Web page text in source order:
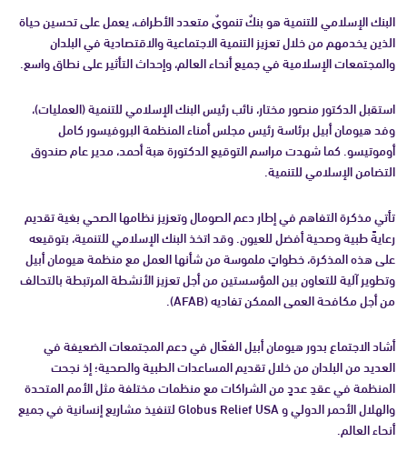
البنك الإسلامي للتنمية هو بنكٌ تنمويٌ متعدد الأطراف، يعمل على تحسين حياة
الذين يخدمهم من خلال تعزيز التنمية الاجتماعية والاقتصادية في البلدان
والمجتمعات الإسلامية في جميع أنحاء العالم، وإحداث التأثير على نطاق واسع.
استقبل الدكتور منصور مختار، نائب رئيس البنك الإسلامي للتنمية (العمليات)،
وفد هيومان أبيل برئاسة رئيس مجلس أمناء المنظمة البروفيسور كامل
أوموتيسو. كما شهدت مراسم التوقيع الدكتورة هبة أحمد، مدير عام صندوق
التضامن الإسلامي للتنمية.
تأتي مذكرة التفاهم في إطار دعم الصومال وتعزيز نظامها الصحي بغية تقديم
رعايةً طبية وصحية أفضل للعيون. وقد اتخذ البنك الإسلامي للتنمية، بتوقيعه
على هذه المذكرة، خطواتٍ ملموسة من شأنها العمل مع منظمة هيومان أبيل
وتطوير آلية للتعاون بين المؤسستين من أجل تعزيز الأنشطة المرتبطة بالتحالف
من أجل مكافحة العمى الممكن تفاديه (AFAB).
أشاد الاجتماع بدور هيومان أبيل الفعّال في دعم المجتمعات الضعيفة في
العديد من البلدان من خلال تقديم المساعدات الطبية والصحية؛ إذ نجحت
المنظمة في عقدِ عددٍ من الشراكات مع منظمات مختلفة مثل الأمم المتحدة
والهلال الأحمر الدولي و Globus Relief USA لتنفيذ مشاريع إنسانية في جميع
أنحاء العالم.